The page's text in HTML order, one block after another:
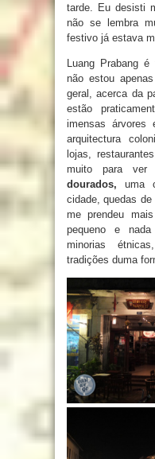
tarde. Eu desisti
não se lembra
festivo já estava
Luang Prabang é
não estou
geral, acerca da
estão
imensas árvores
arquitectura
lojas,
muito para ver
dourados, uma
cidade, quedas
me prendeu
pequeno e
minorias
tradições duma